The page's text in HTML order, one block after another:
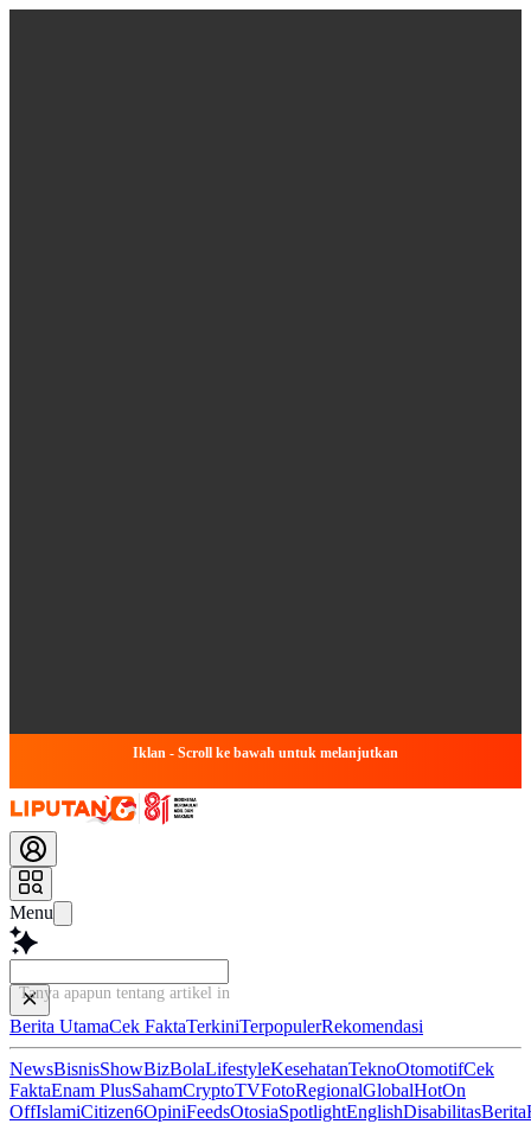
Iklan - Scroll ke bawah untuk melanjutkan
Menu
Tanya apapun tentang artikel ini...
Berita UtamaCek FaktaTerkiniTerpopulerRekomendasi
NewsBisnisShowBizBolaLifestyleKesehatanTeknoOtomotifCek
FaktaEnam PlusSahamCryptoTVFotoRegionalGlobalHotOn
OffIslamiCitizen6OpiniFeedsOtosiaSpotlightEnglishDisabilitasBerita